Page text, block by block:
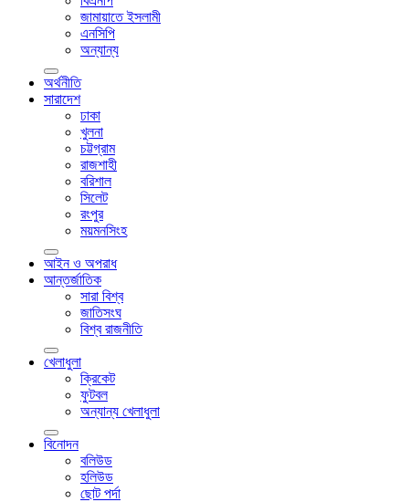
জামায়াতে ইসলামী
এনসিপি
অন্যান্য
অর্থনীতি
সারাদেশ
ঢাকা
খুলনা
চট্টগ্রাম
রাজশাহী
বরিশাল
সিলেট
রংপুর
ময়মনসিংহ
আইন ও অপরাধ
আন্তর্জাতিক
সারা বিশ্ব
জাতিসংঘ
বিশ্ব রাজনীতি
খেলাধুলা
ক্রিকেট
ফুটবল
অন্যান্য খেলাধুলা
বিনোদন
বলিউড
হলিউড
ছোট পর্দা